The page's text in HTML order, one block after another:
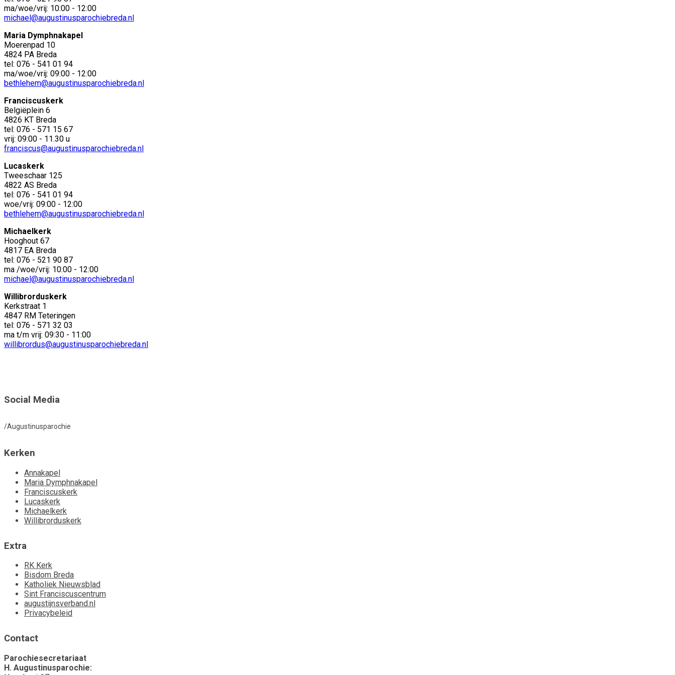
ma/woe/vrij: 10:00 - 12:00
michael@augustinusparochiebreda.nl
Maria Dymphnakapel
Moerenpad 10
4824 PA Breda
tel: 076 - 541 01 94
ma/woe/vrij: 09:00 - 12:00
bethlehem@augustinusparochiebreda.nl
Franciscuskerk
Belgiëplein 6
4826 KT Breda
tel: 076 - 571 15 67
vrij: 09:00 - 11.30 u
franciscus@augustinusparochiebreda.nl
Lucaskerk
Tweeschaar 125
4822 AS Breda
tel: 076 - 541 01 94
woe/vrij: 09:00 - 12:00
bethlehem@augustinusparochiebreda.nl
Michaelkerk
Hooghout 67
4817 EA Breda
tel: 076 - 521 90 87
ma /woe/vrij: 10:00 - 12:00
michael@augustinusparochiebreda.nl
Willibrorduskerk
Kerkstraat 1
4847 RM Teteringen
tel: 076 - 571 32 03
ma t/m vrij: 09:30 - 11:00
willibrordus@augustinusparochiebreda.nl
Social Media
/Augustinusparochie
Kerken
Annakapel
Maria Dymphnakapel
Franciscuskerk
Lucaskerk
Michaelkerk
Willibrorduskerk
Extra
RK Kerk
Bisdom Breda
Katholiek Nieuwsblad
Sint Franciscuscentrum
augustijnsverband.nl
Privacybeleid
Contact
Parochiesecretariaat
H. Augustinusparochie: